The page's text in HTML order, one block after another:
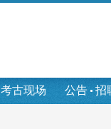
考古现场 公告 招